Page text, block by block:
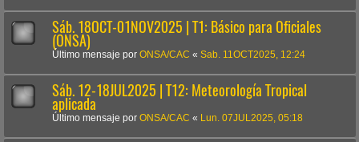
Sáb. 18OCT-01NOV2025 | T1: Básico para Oficiales
(ONSA)
Último mensaje por ONSA/CAC « Sab. 11OCT2025, 12:24
Sáb. 12-18JUL2025 | T12: Meteorología Tropical
aplicada
Último mensaje por ONSA/CAC « Lun. 07JUL2025, 05:18